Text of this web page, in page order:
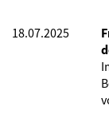
18.07.2025